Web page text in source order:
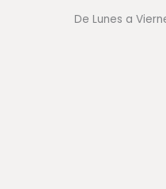
De Lunes a